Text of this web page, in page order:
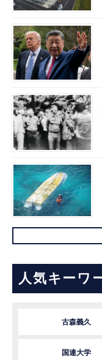
人気キーワ
古森義久
国連大学